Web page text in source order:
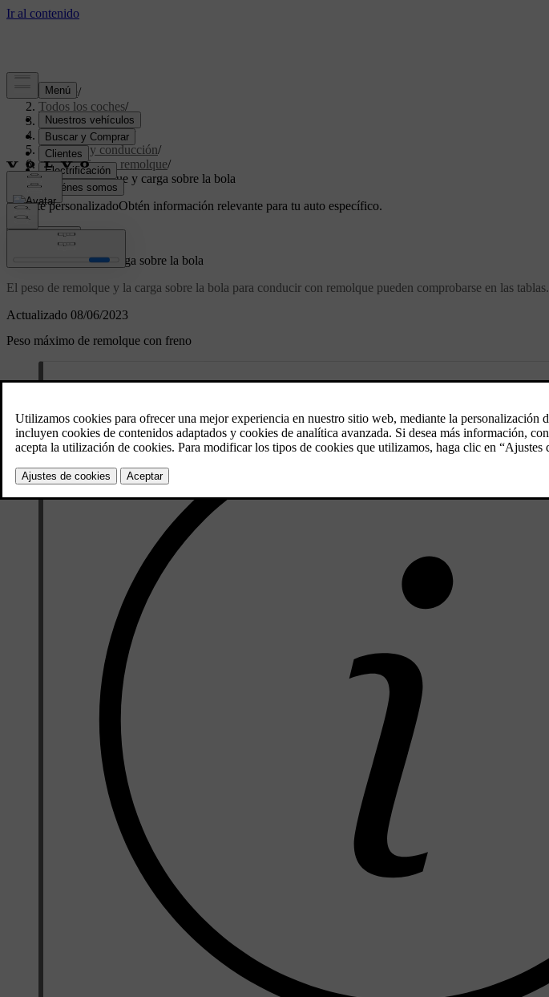
Soporte/
Todos los coches/
V70 2016 /
Manual de usuario
Arranque y conducción/
Conducir con remolque/
Peso de remolque y carga sobre la bola
Soporte personalizadoObtén información relevante para tu auto específico.
Iniciar sesión
Actualizado 08/06/2023
Peso de remolque y carga sobre la bola
El peso de remolque y la carga sobre la bola para conducir con remolque pueden comprobarse en las tablas.
Peso máximo de remolque con freno